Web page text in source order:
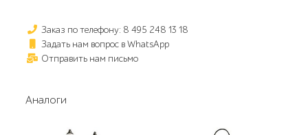
Заказ по телефону: 8 495 248 13 18
Задать нам вопрос в WhatsApp
Отправить нам письмо
Аналоги